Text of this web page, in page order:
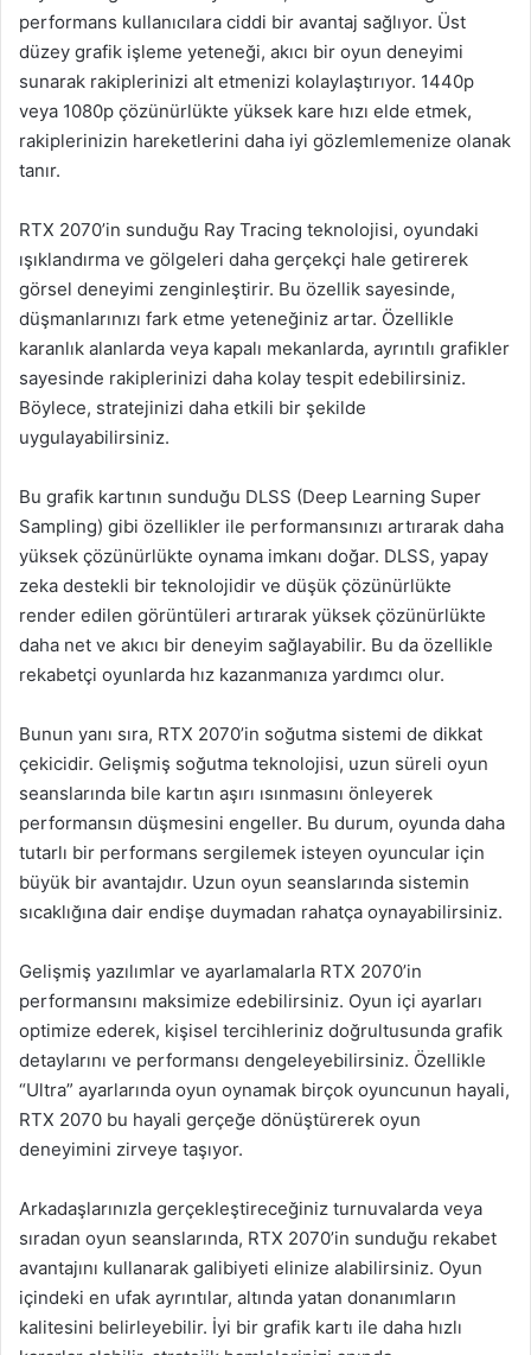
performans kullanıcılara ciddi bir avantaj sağlıyor. Üst
düzey grafik işleme yeteneği, akıcı bir oyun deneyimi
sunarak rakiplerinizi alt etmenizi kolaylaştırıyor. 1440p
veya 1080p çözünürlükte yüksek kare hızı elde etmek,
rakiplerinizin hareketlerini daha iyi gözlemlemenize olanak
tanır.
RTX 2070’in sunduğu Ray Tracing teknolojisi, oyundaki
ışıklandırma ve gölgeleri daha gerçekçi hale getirerek
görsel deneyimi zenginleştirir. Bu özellik sayesinde,
düşmanlarınızı fark etme yeteneğiniz artar. Özellikle
karanlık alanlarda veya kapalı mekanlarda, ayrıntılı grafikler
sayesinde rakiplerinizi daha kolay tespit edebilirsiniz.
Böylece, stratejinizi daha etkili bir şekilde
uygulayabilirsiniz.
Bu grafik kartının sunduğu DLSS (Deep Learning Super
Sampling) gibi özellikler ile performansınızı artırarak daha
yüksek çözünürlükte oynama imkanı doğar. DLSS, yapay
zeka destekli bir teknolojidir ve düşük çözünürlükte
render edilen görüntüleri artırarak yüksek çözünürlükte
daha net ve akıcı bir deneyim sağlayabilir. Bu da özellikle
rekabetçi oyunlarda hız kazanmanıza yardımcı olur.
Bunun yanı sıra, RTX 2070’in soğutma sistemi de dikkat
çekicidir. Gelişmiş soğutma teknolojisi, uzun süreli oyun
seanslarında bile kartın aşırı ısınmasını önleyerek
performansın düşmesini engeller. Bu durum, oyunda daha
tutarlı bir performans sergilemek isteyen oyuncular için
büyük bir avantajdır. Uzun oyun seanslarında sistemin
sıcaklığına dair endişe duymadan rahatça oynayabilirsiniz.
Gelişmiş yazılımlar ve ayarlamalarla RTX 2070’in
performansını maksimize edebilirsiniz. Oyun içi ayarları
optimize ederek, kişisel tercihleriniz doğrultusunda grafik
detaylarını ve performansı dengeleyebilirsiniz. Özellikle
“Ultra” ayarlarında oyun oynamak birçok oyuncunun hayali,
RTX 2070 bu hayali gerçeğe dönüştürerek oyun
deneyimini zirveye taşıyor.
Arkadaşlarınızla gerçekleştireceğiniz turnuvalarda veya
sıradan oyun seanslarında, RTX 2070’in sunduğu rekabet
avantajını kullanarak galibiyeti elinize alabilirsiniz. Oyun
içindeki en ufak ayrıntılar, altında yatan donanımların
kalitesini belirleyebilir. İyi bir grafik kartı ile daha hızlı